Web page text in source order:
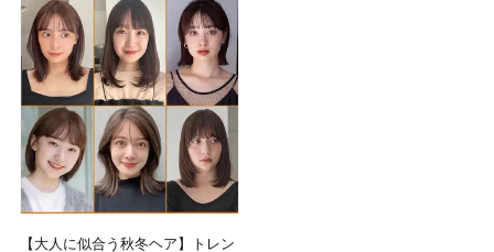
【大人に似合う秋冬ヘア】トレン